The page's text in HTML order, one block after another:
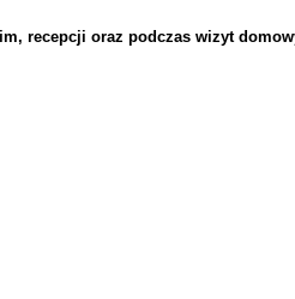
recepcji oraz podczas wizyt